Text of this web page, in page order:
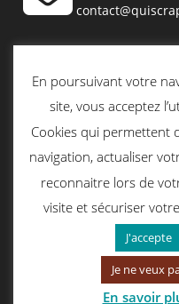
Le Blog
Conditions générales de
Mentions légales
Politique de confidentialité
politique de cookies
En poursuivant votre
site, vous acceptez
Cookies qui permettent
navigation, actualiser
reconnaitre lors de
visite et sécuriser
J'accepte
Je ne veux
En savoir